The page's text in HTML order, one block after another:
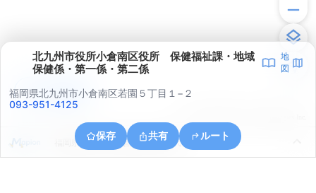
北九州市役所小倉南区役所 保健福祉課・地域
保健係・第一係・第二係
地
図
福岡県北九州市小倉南区若園５丁目１−２
093-951-4125
保存 共有 ルート
福岡県北九州市小倉南区大字横代
アプリで見る